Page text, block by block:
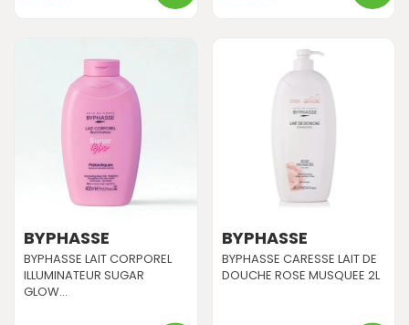
BYPHASSE
BYPHASSE LAIT CORPOREL
ILLUMINATEUR SUGAR
GLOW...
BYPHASSE
BYPHASSE CARESSE LAIT DE
DOUCHE ROSE MUSQUEE 2L